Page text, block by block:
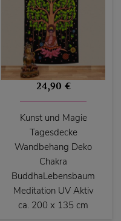
24,90 €
Kunst und Magie
Tagesdecke
Wandbehang Deko
Chakra
BuddhaLebensbaum
Meditation UV Aktiv
ca. 200 x 135 cm